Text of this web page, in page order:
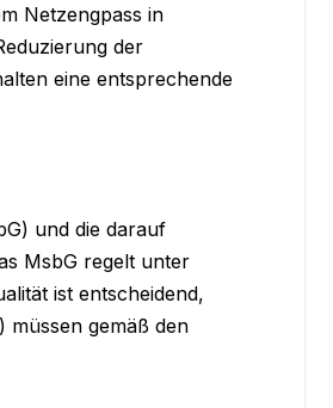
Netzengpass in
der
eine entsprechende
und die darauf
MsbG regelt unter
ist entscheidend,
gemäß den